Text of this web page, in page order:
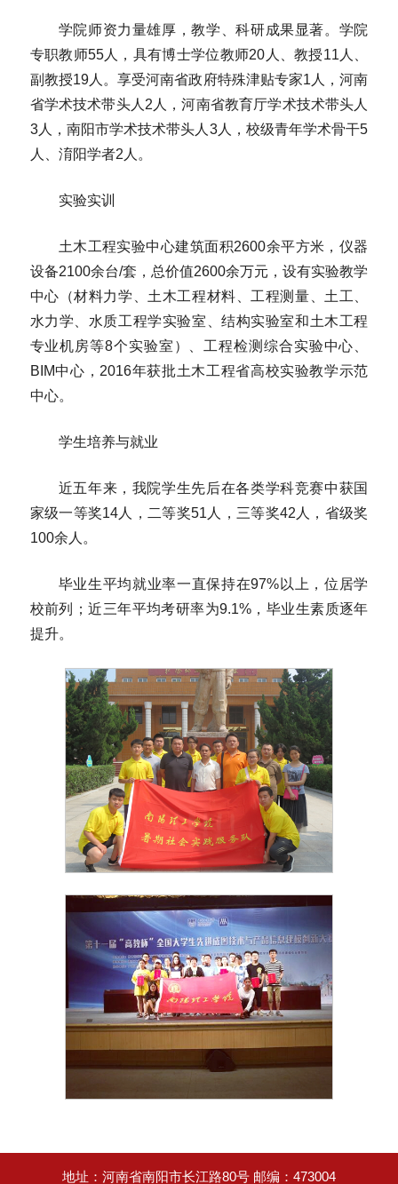
学院师资力量雄厚，教学、科研成果显著。学院
专职教师55人，具有博士学位教师20人、教授11人、
副教授19人。享受河南省政府特殊津贴专家1人，河南
省学术技术带头人2人，河南省教育厅学术技术带头人
3人，南阳市学术技术带头人3人，校级青年学术骨干5
人、淯阳学者2人。
实验实训
土木工程实验中心建筑面积2600余平方米，仪器
设备2100余台/套，总价值2600余万元，设有实验教学
中心（材料力学、土木工程材料、工程测量、土工、
水力学、水质工程学实验室、结构实验室和土木工程
专业机房等8个实验室）、工程检测综合实验中心、
BIM中心，2016年获批土木工程省高校实验教学示范
中心。
学生培养与就业
近五年来，我院学生先后在各类学科竞赛中获国
家级一等奖14人，二等奖51人，三等奖42人，省级奖
100余人。
毕业生平均就业率一直保持在97%以上，位居学
校前列；近三年平均考研率为9.1%，毕业生素质逐年
提升。
地址：河南省南阳市长江路80号 邮编：473004